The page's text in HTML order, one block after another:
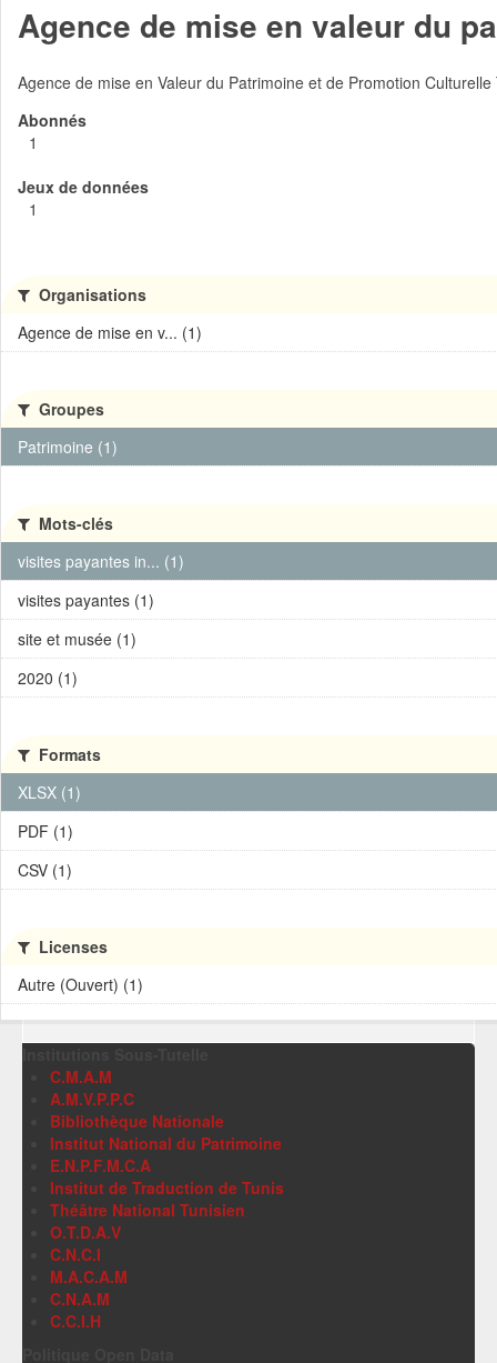
Agence de mise en valeur du
Agence de mise en Valeur du Patrimoine et de Promotion
Abonnés
1
Jeux de données
1
Organisations
Agence de mise en v... (1)
Groupes
Patrimoine (1)
Mots-clés
visites payantes in... (1)
visites payantes (1)
site et musée (1)
2020 (1)
Formats
XLSX (1)
PDF (1)
CSV (1)
Licenses
Autre (Ouvert) (1)
C.M.A.M
A.M.V.P.P.C
Bibliothèque Nationale
Institut National du Patrimoine
E.N.P.F.M.C.A
Institut de Traduction de Tunis
Théâtre National Tunisien
O.T.D.A.V
C.N.C.I
M.A.C.A.M
C.N.A.M
C.C.I.H